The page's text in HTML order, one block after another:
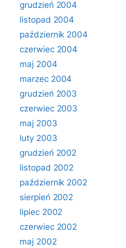
grudzień 2004
listopad 2004
październik 2004
czerwiec 2004
maj 2004
marzec 2004
grudzień 2003
czerwiec 2003
maj 2003
luty 2003
grudzień 2002
listopad 2002
październik 2002
sierpień 2002
lipiec 2002
czerwiec 2002
maj 2002